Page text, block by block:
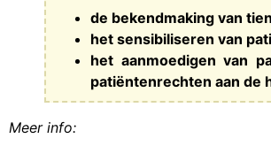
de bekendmaking van
het sensibiliseren van
het aanmoedigen van
patiëntenrechten aan de
Meer info: